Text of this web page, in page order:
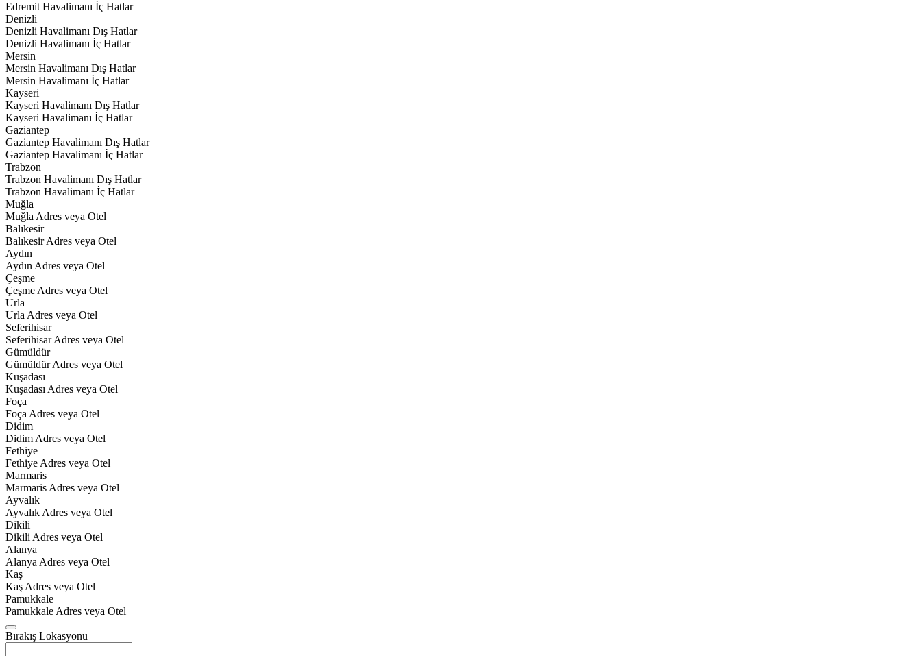
Edremit Havalimanı İç Hatlar
Denizli
Denizli Havalimanı Dış Hatlar
Denizli Havalimanı İç Hatlar
Mersin
Mersin Havalimanı Dış Hatlar
Mersin Havalimanı İç Hatlar
Kayseri
Kayseri Havalimanı Dış Hatlar
Kayseri Havalimanı İç Hatlar
Gaziantep
Gaziantep Havalimanı Dış Hatlar
Gaziantep Havalimanı İç Hatlar
Trabzon
Trabzon Havalimanı Dış Hatlar
Trabzon Havalimanı İç Hatlar
Muğla
Muğla Adres veya Otel
Balıkesir
Balıkesir Adres veya Otel
Aydın
Aydın Adres veya Otel
Çeşme
Çeşme Adres veya Otel
Urla
Urla Adres veya Otel
Seferihisar
Seferihisar Adres veya Otel
Gümüldür
Gümüldür Adres veya Otel
Kuşadası
Kuşadası Adres veya Otel
Foça
Foça Adres veya Otel
Didim
Didim Adres veya Otel
Fethiye
Fethiye Adres veya Otel
Marmaris
Marmaris Adres veya Otel
Ayvalık
Ayvalık Adres veya Otel
Dikili
Dikili Adres veya Otel
Alanya
Alanya Adres veya Otel
Kaş
Kaş Adres veya Otel
Pamukkale
Pamukkale Adres veya Otel
Bırakış Lokasyonu